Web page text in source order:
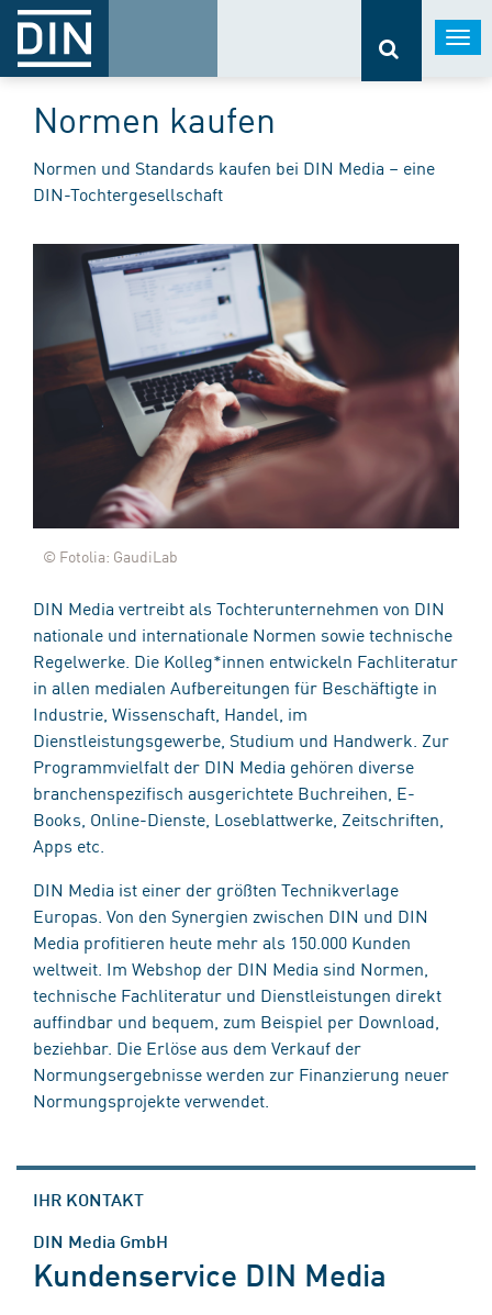
Normen kaufen
Normen und Standards kaufen bei DIN Media – eine
DIN-Tochtergesellschaft
© Fotolia: GaudiLab
DIN Media vertreibt als Tochterunternehmen von DIN
nationale und internationale Normen sowie technische
Regelwerke. Die Kolleg*innen entwickeln Fachliteratur
in allen medialen Aufbereitungen für Beschäftigte in
Industrie, Wissenschaft, Handel, im
Dienstleistungsgewerbe, Studium und Handwerk. Zur
Programmvielfalt der DIN Media gehören diverse
branchenspezifisch ausgerichtete Buchreihen, E-
Books, Online-Dienste, Loseblattwerke, Zeitschriften,
Apps etc.
DIN Media ist einer der größten Technikverlage
Europas. Von den Synergien zwischen DIN und DIN
Media profitieren heute mehr als 150.000 Kunden
weltweit. Im Webshop der DIN Media sind Normen,
technische Fachliteratur und Dienstleistungen direkt
auffindbar und bequem, zum Beispiel per Download,
beziehbar. Die Erlöse aus dem Verkauf der
Normungsergebnisse werden zur Finanzierung neuer
Normungsprojekte verwendet.
IHR KONTAKT
DIN Media GmbH
Kundenservice DIN Media